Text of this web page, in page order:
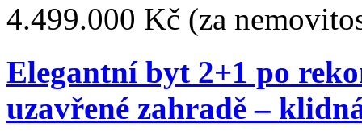
4.499.000 Kč (za
Elegantní byt 2+1 po
uzavřené zahradě –